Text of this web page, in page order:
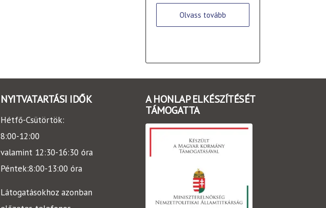
Olvass tovább
NYITVATARTÁSI IDŐK
Hétfő-Csütörtök:
8:00-12:00
valamint 12:30-16:30 óra
Péntek:8:00-13:00 óra
Látogatásokhoz azonban
A HONLAP ELKÉSZÍTÉSÉT
TÁMOGATTA